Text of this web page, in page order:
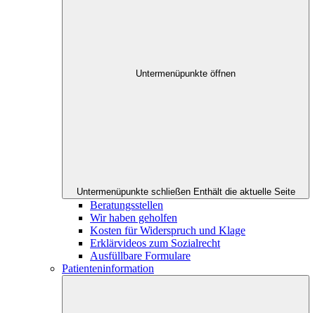
Untermenüpunkte öffnen
Untermenüpunkte schließen Enthält die aktuelle Seite
Beratungsstellen
Wir haben geholfen
Kosten für Widerspruch und Klage
Erklärvideos zum Sozialrecht
Ausfüllbare Formulare
Patienteninformation